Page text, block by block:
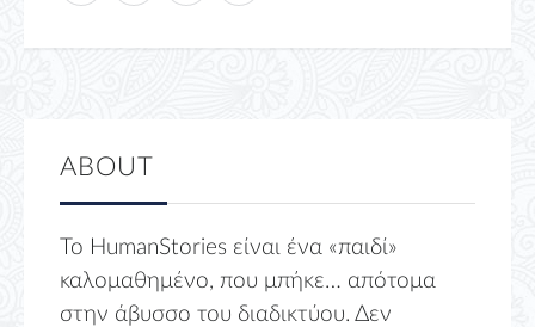
ABOUT
Το HumanStories είναι ένα «παιδί»
καλομαθημένο, που μπήκε… απότομα
στην άβυσσο του διαδικτύου. Δεν